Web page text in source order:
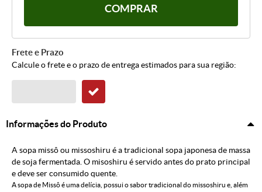
COMPRAR
Frete e Prazo
Calcule o frete e o prazo de entrega estimados para sua região:
Informações do Produto
A sopa missô ou missoshiru é a tradicional sopa japonesa de massa
de soja fermentada. O misoshiru é servido antes do prato principal
e deve ser consumido quente.
A sopa de Missô é uma delícia, possui o sabor tradicional do missoshiru e, além